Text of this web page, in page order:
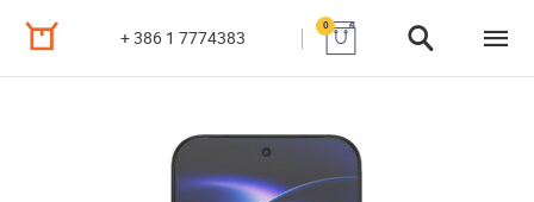
+ 386 1 7774383
0